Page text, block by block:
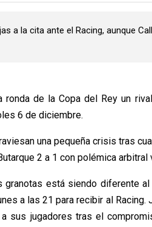
a la cita ante el Racing, aunque
de la Copa del Rey un
6 de diciembre.
una pequeña crisis tras
2 a 1 con polémica arbitral
granotas está siendo diferente
a las 21 para recibir al Racing.
sus jugadores tras el